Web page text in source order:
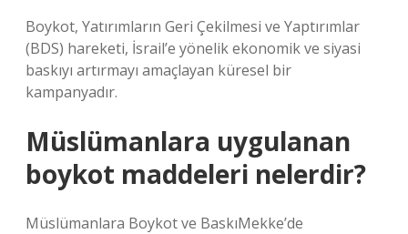
Boykot, Yatırımların Geri Çekilmesi ve Yaptırımlar
(BDS) hareketi, İsrail’e yönelik ekonomik ve siyasi
baskıyı artırmayı amaçlayan küresel bir
kampanyadır.
Müslümanlara uygulanan
boykot maddeleri nelerdir?
Müslümanlara Boykot ve BaskıMekke’de